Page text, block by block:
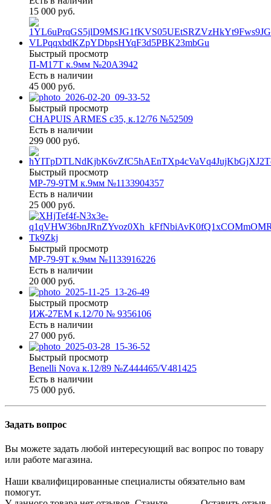
15 000 руб.
Быстрый просмотр
П-М17Т к.9мм №20А3942
Есть в наличии
45 000 руб.
Быстрый просмотр
CHAPUIS ARMES c35, к.12/76 №52509
Есть в наличии
299 000 руб.
Быстрый просмотр
МР-79-9ТМ к.9мм №1133904357
Есть в наличии
25 000 руб.
Быстрый просмотр
МР-79-9Т к.9мм №1133916226
Есть в наличии
20 000 руб.
Быстрый просмотр
ИЖ-27ЕМ к.12/70 № 9356106
Есть в наличии
27 000 руб.
Быстрый просмотр
Benelli Nova к.12/89 №Z444465/V481425
Есть в наличии
75 000 руб.
Задать вопрос
Вы можете задать любой интересующий вас вопрос по товару
или работе магазина.
Наши квалифицированные специалисты обязательно вам
помогут.